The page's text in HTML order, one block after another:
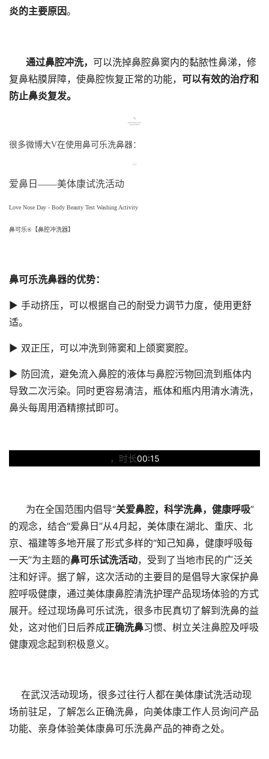
炎的主要原因。
通过鼻腔冲洗， 可以洗掉鼻腔鼻窦内的黏脓性鼻涕，修
复鼻粘膜屏障，使鼻腔恢复正常的功能， 可以有效的治疗和
防止鼻炎复发。
很多微博大V在使用鼻可乐洗鼻器：
爱鼻日——美体康试洗活动
Love Nose Day - Body Beauty Test Washing Activity
鼻可乐®【鼻腔冲洗器】
鼻可乐洗鼻器的优势：
▶ 手动挤压，可以根据自己的耐受力调节力度，使用更舒
适。
▶ 双正压，可以冲洗到筛窦和上颌窦窦腔。
▶ 防回流，避免流入鼻腔的液体与鼻腔污物回流到瓶体内
导致二次污染。同时更容易清洁，瓶体和瓶内用清水清洗，
鼻头每周用酒精擦拭即可。
，时长00:15
为在全国范围内倡导“关爱鼻腔，科学洗鼻，健康呼吸”
的观念，结合“爱鼻日”从4月起，美体康在湖北、重庆、北
京、福建等多地开展了形式多样的“知己知鼻，健康呼吸每
一天”为主题的鼻可乐试洗活动，受到了当地市民的广泛关
注和好评。据了解，这次活动的主要目的是倡导大家保护鼻
腔呼吸健康，通过美体康鼻腔清洗护理产品现场体验的方式
展开。经过现场鼻可乐试洗，很多市民真切了解到洗鼻的益
处，这对他们日后养成正确洗鼻习惯、树立关注鼻腔及呼吸
健康观念起到积极意义。
在武汉活动现场，很多过往行人都在美体康试洗活动现
场前驻足，了解怎么正确洗鼻，向美体康工作人员询问产品
功能、亲身体验美体康鼻可乐洗鼻产品的神奇之处。